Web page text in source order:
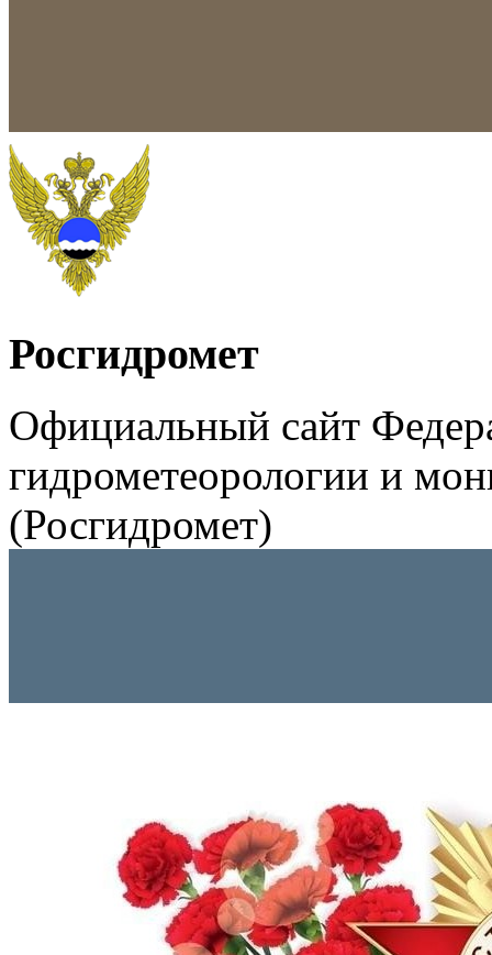
Росгидромет
Официальный сайт
гидрометеорологии и
(Росгидромет)